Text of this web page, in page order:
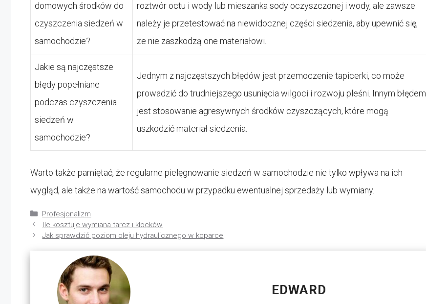
domowych środków do
czyszczenia siedzeń w
samochodzie?
roztwór octu i wody lub mieszanka sody oczyszczonej i wody, ale zawsze
należy je przetestować na niewidocznej części siedzenia, aby upewnić się,
że nie zaszkodzą one materiałowi.
Jakie są najczęstsze
błędy popełniane
podczas czyszczenia
siedzeń w
samochodzie?
Jednym z najczęstszych błędów jest przemoczenie tapicerki, co może
prowadzić do trudniejszego usunięcia wilgoci i rozwoju pleśni. Innym błędem
jest stosowanie agresywnych środków czyszczących, które mogą
uszkodzić materiał siedzenia.
Warto także pamiętać, że regularne pielęgnowanie siedzeń w samochodzie nie tylko wpływa na ich
wygląd, ale także na wartość samochodu w przypadku ewentualnej sprzedaży lub wymiany.
Kategorie
Profesjonalizm
Ile kosztuje wymiana tarcz i klocków
Jak sprawdzić poziom oleju hydraulicznego w koparce
EDWARD